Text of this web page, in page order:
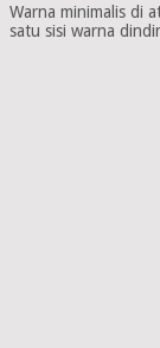
Warna minimalis di
satu sisi warna